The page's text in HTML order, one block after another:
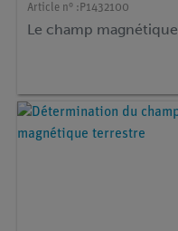
Article n° : P1432100
Le champ magnétique